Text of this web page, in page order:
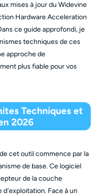
mises à jour du Widevine
Hardware Acceleration
ce guide approfondi, je
techniques de ces
approche de
plus fiable pour vos
Techniques et
2026
cet outil commence par la
de base. Ce logiciel
de la couche
Face à un